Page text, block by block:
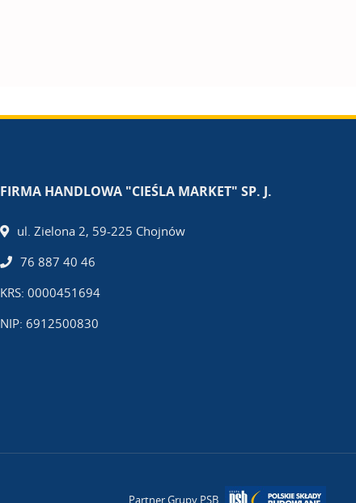
FIRMA HANDLOWA "CIEŚLA MARKET" SP. J.
ul. Zielona 2, 59-225 Chojnów
76 887 40 46
KRS: 0000451694
NIP: 6912500830
Partner Grupy PSB